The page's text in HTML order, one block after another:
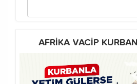
AFRİKA VACİP